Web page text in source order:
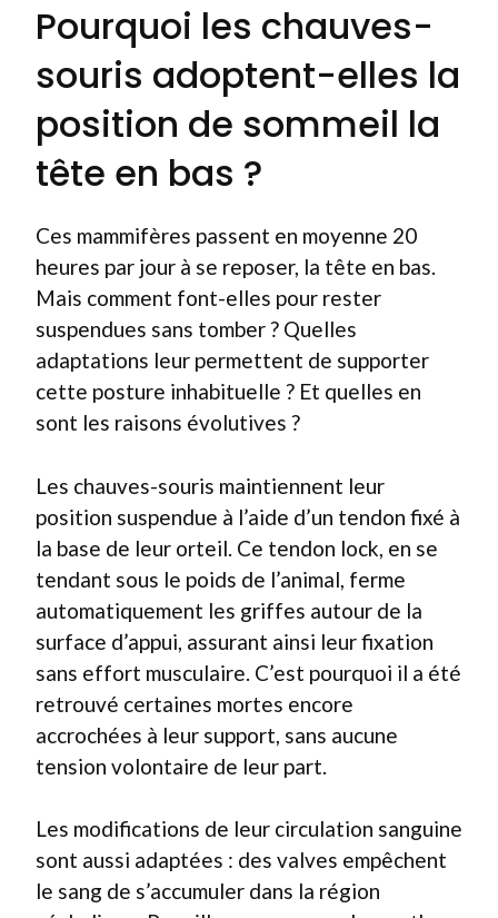
Pourquoi les chauves-
souris adoptent-elles la
position de sommeil la
tête en bas ?
Ces mammifères passent en moyenne 20
heures par jour à se reposer, la tête en bas.
Mais comment font-elles pour rester
suspendues sans tomber ? Quelles
adaptations leur permettent de supporter
cette posture inhabituelle ? Et quelles en
sont les raisons évolutives ?
Les chauves-souris maintiennent leur
position suspendue à l’aide d’un tendon fixé à
la base de leur orteil. Ce tendon lock, en se
tendant sous le poids de l’animal, ferme
automatiquement les griffes autour de la
surface d’appui, assurant ainsi leur fixation
sans effort musculaire. C’est pourquoi il a été
retrouvé certaines mortes encore
accrochées à leur support, sans aucune
tension volontaire de leur part.
Les modifications de leur circulation sanguine
sont aussi adaptées : des valves empêchent
le sang de s’accumuler dans la région